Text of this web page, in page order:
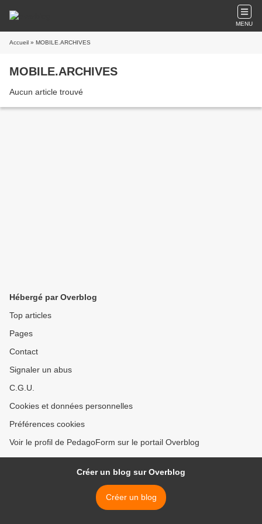
MENU
Accueil » MOBILE.ARCHIVES
MOBILE.ARCHIVES
Aucun article trouvé
Hébergé par Overblog
Top articles
Pages
Contact
Signaler un abus
C.G.U.
Cookies et données personnelles
Préférences cookies
Voir le profil de PedagoForm sur le portail Overblog
Créer un blog sur Overblog
Créer un blog